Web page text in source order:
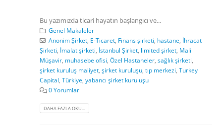
Bu yazımızda ticari hayatın başlangıcı ve...
Genel Makaleler
Anonim Şirket, E-Ticaret, Finans şirketi, hastane, İhracat
Şirketi, İmalat şirketi, İstanbul Şirket, limited şirket, Mali
Müşavir, muhasebe ofisi, Özel Hastaneler, sağlık şirketi,
şirket kuruluş maliyet, şirket kuruluşu, tıp merkezi, Turkey
Capital, Türkiye, yabancı şirket kuruluşu
0 Yorumlar
DAHA FAZLA OKU...